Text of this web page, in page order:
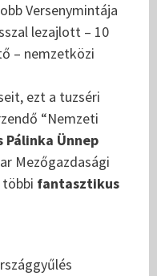
Versenymintája
lezajlott – 10
– nemzetközi
ezt a tuzséri
“Nemzeti
Pálinka Ünnep
Mezőgazdasági
többi fantasztikus